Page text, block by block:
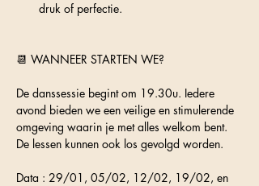
druk of perfectie.
📆 WANNEER STARTEN WE?
De danssessie begint om 19.30u. Iedere
avond bieden we een veilige en stimulerende
omgeving waarin je met alles welkom bent.
De lessen kunnen ook los gevolgd worden.
Data : 29/01, 05/02, 12/02, 19/02, en